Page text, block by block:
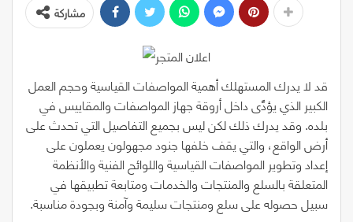
مشاركة
قد لا يدرك المستهلك أهمية المواصفات القياسية وحجم العمل
الكبير الذي يؤدَّى داخل أروقة جهاز المواصفات والمقاييس في
بلده. وقد يدرك ذلك لكن ليس بجميع التفاصيل التي تحدث على
أرض الواقع، والتي يقف خلفها جنود مجهولون يعملون على
إعداد وتطوير المواصفات القياسية واللوائح الفنية والأنظمة
المتعلقة بالسلع والمنتجات والخدمات ومتابعة تطبيقها في
سبيل حصوله على سلع ومنتجات سليمة وآمنة وبجودة مناسبة.